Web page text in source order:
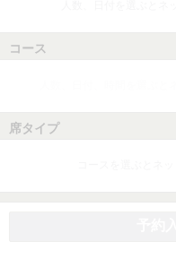
コース
席タイプ